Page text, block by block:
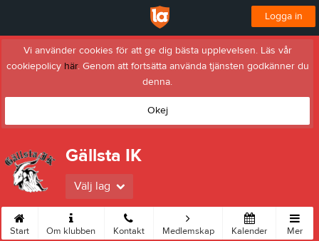
Logga in
Vi använder cookies för att ge dig bästa upplevelsen. Läs vår
cookiepolicy här. Genom att fortsätta använda tjänsten godkänner du
denna.
Okej
Gällsta IK
Välj lag
Start Om klubben Kontakt Medlemskap Kalender Mer